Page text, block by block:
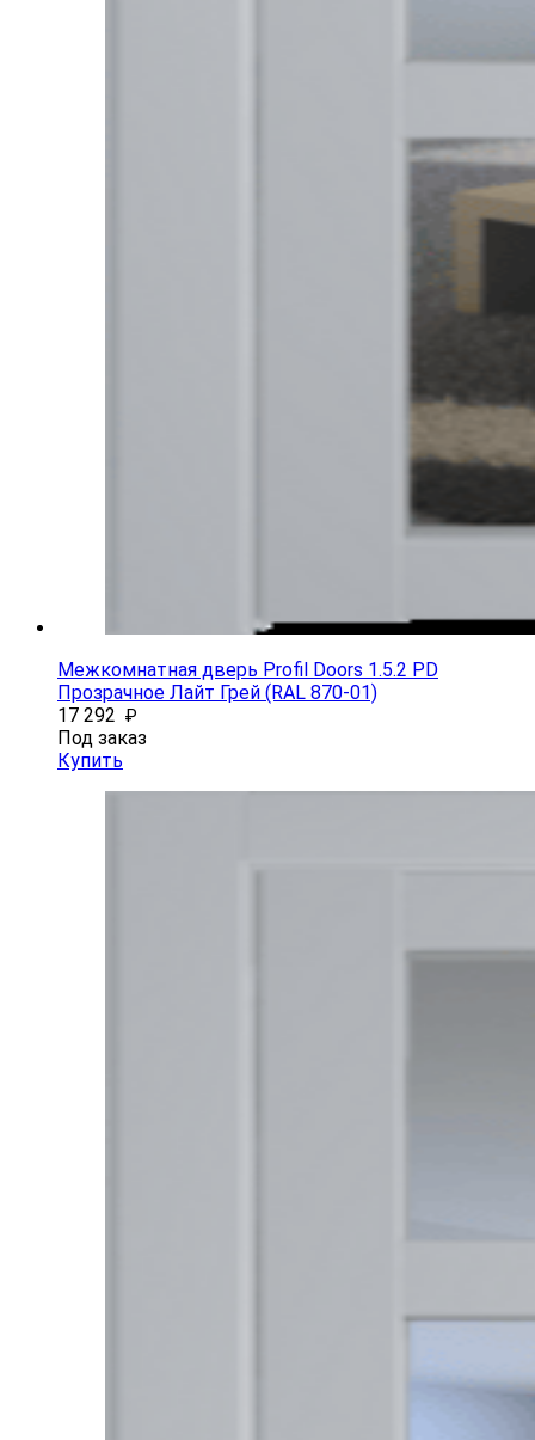
Межкомнатная дверь Profil Doors 1.5.2 PD
Прозрачное Лайт Грей (RAL 870-01)
17 292 ₽
Под заказ
Купить